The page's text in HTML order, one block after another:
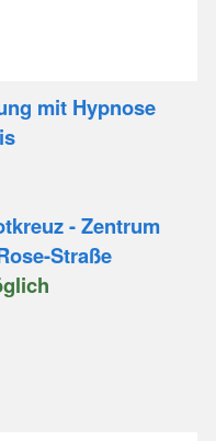
mit Hypnose
- Zentrum
Straße